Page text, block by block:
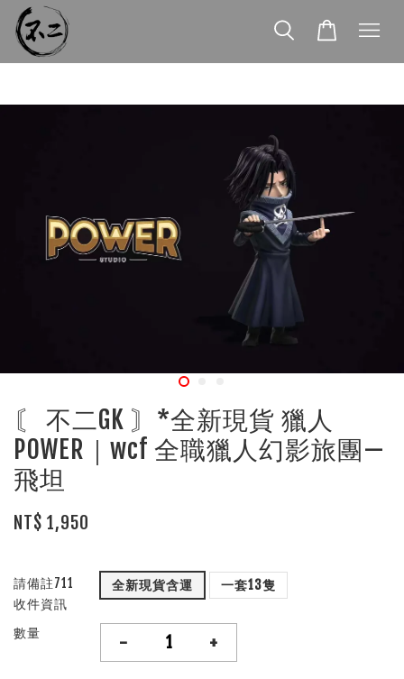
〘 不二GK 〙*全新現貨 獵人
POWER｜wcf 全職獵人幻影旅團—
飛坦
NT$ 1,950
請備註711
收件資訊
全新現貨含運 一套13隻
數量 - +